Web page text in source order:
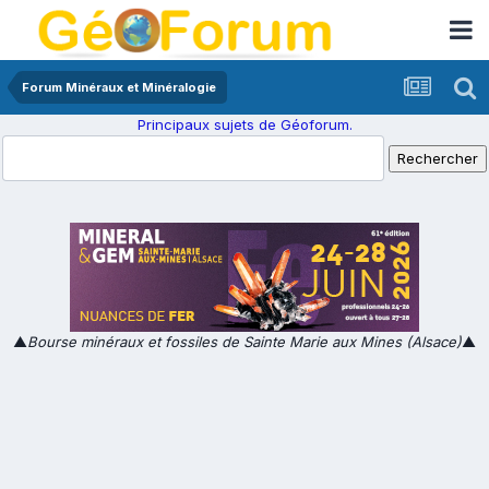
Forum Minéraux et Minéralogie
Principaux sujets de Géoforum.
▲Bourse minéraux et fossiles de Sainte Marie aux Mines (Alsace)▲